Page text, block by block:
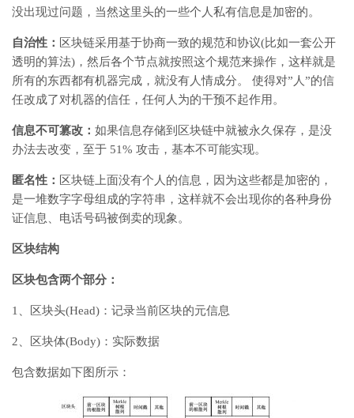
没出现过问题，当然这里头的一些个人私有信息是加密的。
自治性： 区块链采用基于协商一致的规范和协议(比如一套公开
透明的算法)，然后各个节点就按照这个规范来操作，这样就是
所有的东西都有机器完成，就没有人情成分。 使得对”人”的信
任改成了对机器的信任，任何人为的干预不起作用。
信息不可篡改： 如果信息存储到区块链中就被永久保存，是没
办法去改变，至于 51% 攻击，基本不可能实现。
匿名性： 区块链上面没有个人的信息，因为这些都是加密的，
是一堆数字字母组成的字符串，这样就不会出现你的各种身份
证信息、电话号码被倒卖的现象。
区块结构
区块包含两个部分：
1、区块头(Head)：记录当前区块的元信息
2、区块体(Body)：实际数据
包含数据如下图所示：